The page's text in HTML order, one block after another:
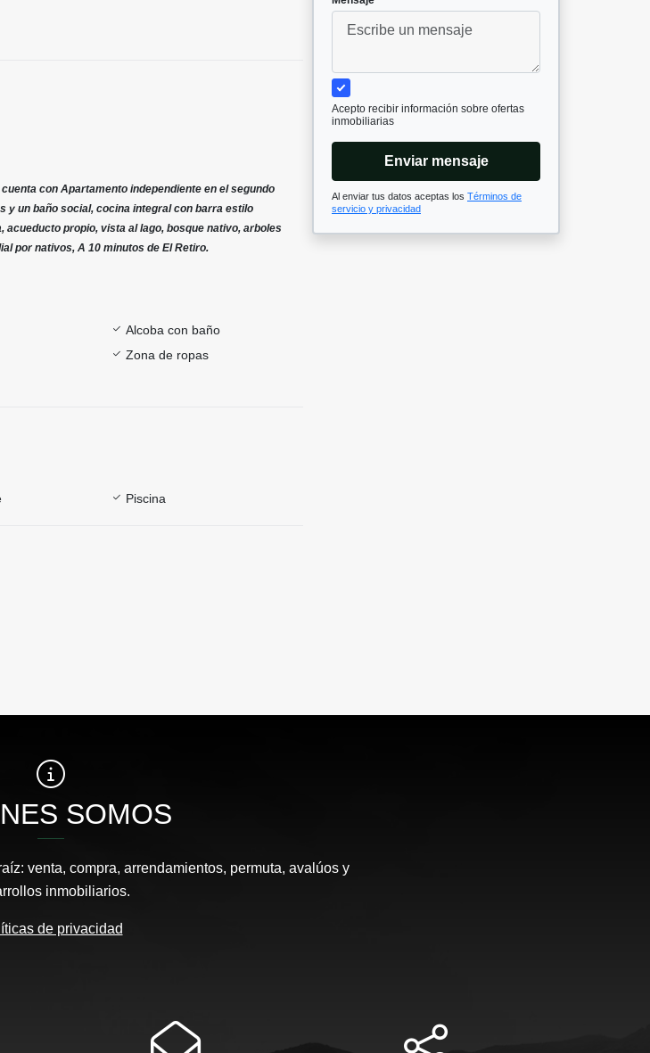
con Apartamento independiente en el segundo
y un baño social, cocina integral con barra estilo
propio, vista al lago, bosque nativo, arboles
por nativos, A 10 minutos de El Retiro.
Alcoba con baño
Zona de ropas
Piscina
Acepto recibir información sobre ofertas
inmobiliarias
Enviar mensaje
Al enviar tus datos aceptas los Términos de
servicio y privacidad
SOMOS
venta, compra, arrendamientos, permuta, avalúos y
inmobiliarios.
de privacidad